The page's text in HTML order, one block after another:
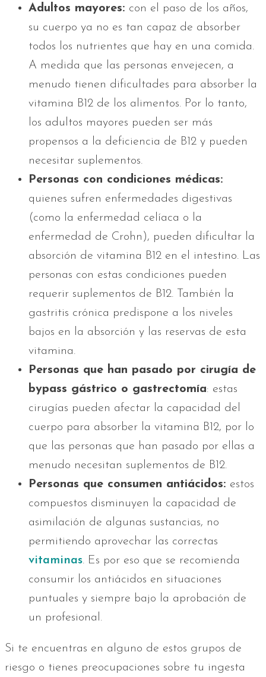
Adultos mayores: con el paso de los años,
su cuerpo ya no es tan capaz de absorber
todos los nutrientes que hay en una comida.
A medida que las personas envejecen, a
menudo tienen dificultades para absorber la
vitamina B12 de los alimentos. Por lo tanto,
los adultos mayores pueden ser más
propensos a la deficiencia de B12 y pueden
necesitar suplementos.
Personas con condiciones médicas:
quienes sufren enfermedades digestivas
(como la enfermedad celíaca o la
enfermedad de Crohn), pueden dificultar la
absorción de vitamina B12 en el intestino. Las
personas con estas condiciones pueden
requerir suplementos de B12. También la
gastritis crónica predispone a los niveles
bajos en la absorción y las reservas de esta
vitamina.
Personas que han pasado por cirugía de
bypass gástrico o gastrectomía: estas
cirugías pueden afectar la capacidad del
cuerpo para absorber la vitamina B12, por lo
que las personas que han pasado por ellas a
menudo necesitan suplementos de B12.
Personas que consumen antiácidos: estos
compuestos disminuyen la capacidad de
asimilación de algunas sustancias, no
permitiendo aprovechar las correctas
vitaminas. Es por eso que se recomienda
consumir los antiácidos en situaciones
puntuales y siempre bajo la aprobación de
un profesional.
Si te encuentras en alguno de estos grupos de
riesgo o tienes preocupaciones sobre tu ingesta